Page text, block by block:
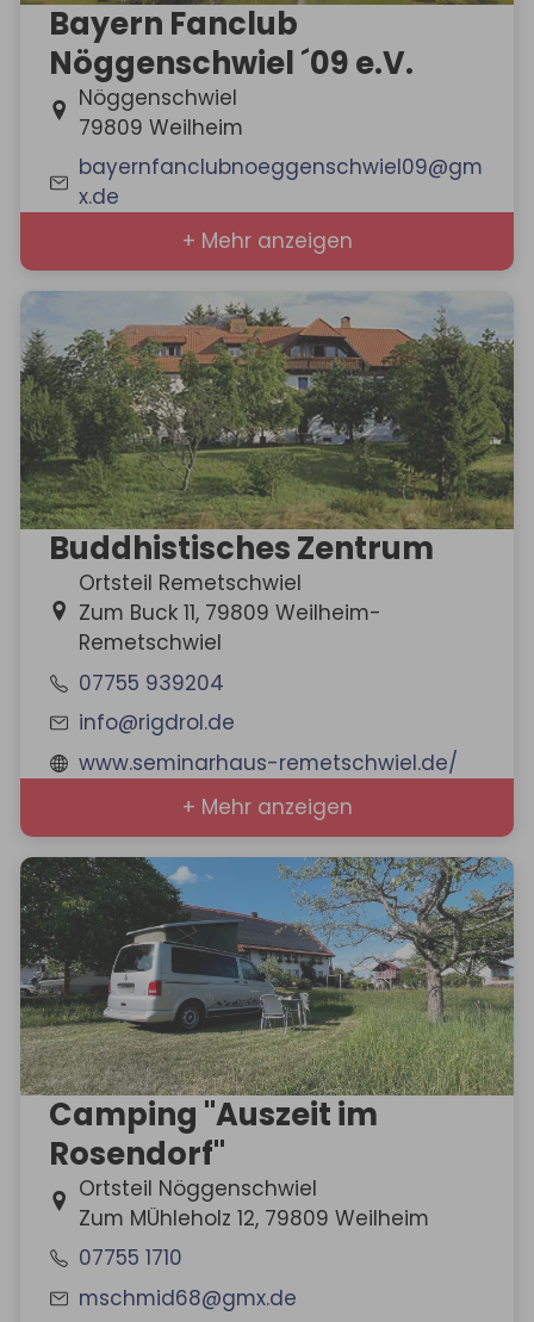
Bayern Fanclub
Nöggenschwiel ´09 e.V.
Nöggenschwiel
79809 Weilheim
bayernfanclubnoeggenschwiel09@gm
x.de
+ Mehr anzeigen
Buddhistisches Zentrum
Ortsteil Remetschwiel
Zum Buck 11, 79809 Weilheim-
Remetschwiel
07755 939204
info@rigdrol.de
www.seminarhaus-remetschwiel.de/
+ Mehr anzeigen
Camping "Auszeit im
Rosendorf"
Ortsteil Nöggenschwiel
Zum MÜhleholz 12, 79809 Weilheim
07755 1710
mschmid68@gmx.de